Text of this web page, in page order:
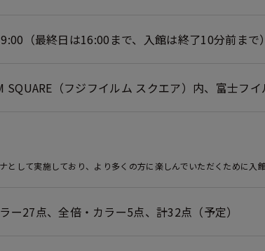
（最終日は16:00まで、入館は終了10分前まで
SQUARE（フジフイルム スクエア）内、富士フ
として実施しており、より多くの方に楽しんでいただくために入館
ー27点、全倍・カラー5点、計32点（予定）